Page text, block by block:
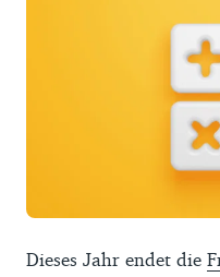
Dieses Jahr endet die